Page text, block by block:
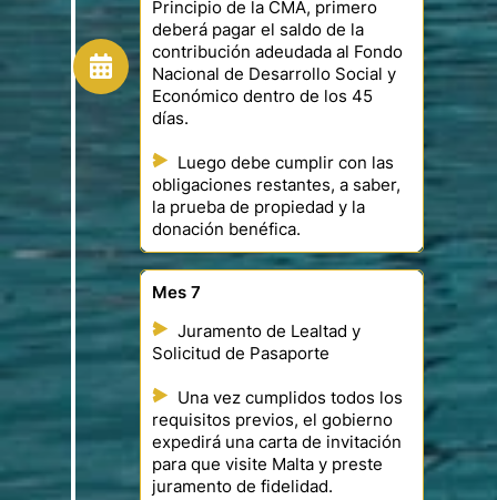
Principio de la CMA, primero
deberá pagar el saldo de la
contribución adeudada al Fondo
Nacional de Desarrollo Social y
Económico dentro de los 45
días.
Luego debe cumplir con las
obligaciones restantes, a saber,
la prueba de propiedad y la
donación benéfica.
Mes 7
Juramento de Lealtad y
Solicitud de Pasaporte
Una vez cumplidos todos los
requisitos previos, el gobierno
expedirá una carta de invitación
para que visite Malta y preste
juramento de fidelidad.